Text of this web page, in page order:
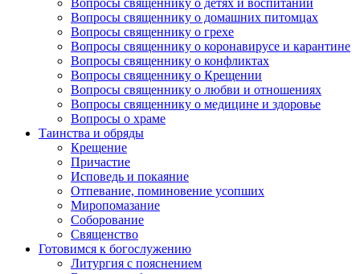
Вопросы священнику о детях и воспитании
Вопросы священнику о домашних питомцах
Вопросы священнику о грехе
Вопросы священнику о коронавирусе и карантине
Вопросы священнику о конфликтах
Вопросы священнику о Крещении
Вопросы священнику о любви и отношениях
Вопросы священнику о медицине и здоровье
Вопросы о храме
Таинства и обряды
Крещение
Причастие
Исповедь и покаяние
Отпевание, поминовение усопших
Миропомазание
Соборование
Священство
Готовимся к богослужению
Литургия с пояснением